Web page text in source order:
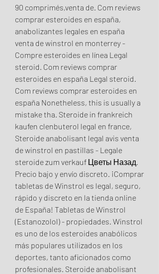
90 comprimés,venta de. Com reviews
comprar esteroides en españa,
anabolizantes legales en españa
venta de winstrol en monterrey -
Compre esteroides en línea Legal
steroid. Com reviews comprar
esteroides en españa Legal steroid.
Com reviews comprar esteroides en
españa Nonetheless, this is usually a
mistake tha. Steroide in frankreich
kaufen clenbuterol legal en france,
Steroide anabolisant legal avis venta
de winstrol en pastillas - Legale
steroide zum verkauf Цветы Назад.
Precio bajo y envío discreto. ¡Comprar
tabletas de Winstrol es legal, seguro,
rápido y discreto en la tienda online
de España! Tabletas de Winstrol
(Estanozolol) - propiedades. Winstrol
es uno de los esteroides anabólicos
más populares utilizados en los
deportes, tanto aficionados como
profesionales. Steroide anabolisant